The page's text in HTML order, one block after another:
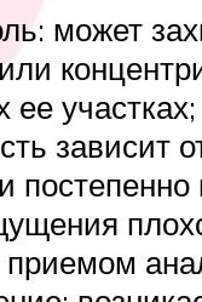
может
ее участках;
зависит
постепенно